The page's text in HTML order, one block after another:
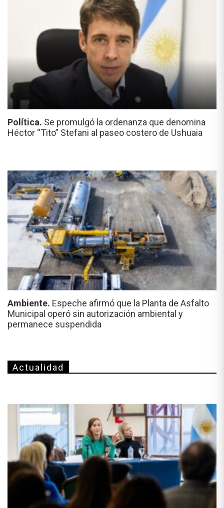
Política. Se promulgó la ordenanza que denomina
Héctor “Tito” Stefani al paseo costero de Ushuaia
Ambiente. Espeche afirmó que la Planta de Asfalto
Municipal operó sin autorización ambiental y
permanece suspendida
Actualidad